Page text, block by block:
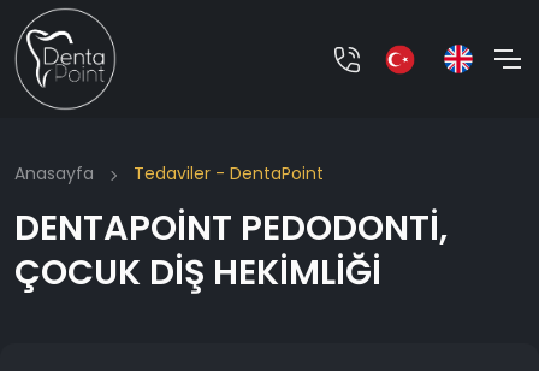
Anasayfa Tedaviler - DentaPoint
DENTAPOİNT PEDODONTİ,
ÇOCUK DİŞ HEKİMLİĞİ